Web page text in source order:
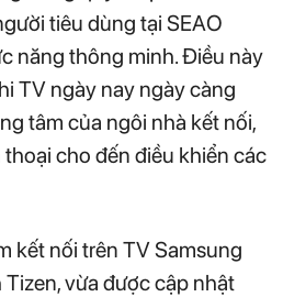
tiêu dùng tại SEAO
năng thông minh. Điều này
TV ngày nay ngày càng
tâm của ngôi nhà kết nối,
cho đến điều khiển các
kết nối trên TV Samsung
vừa được cập nhật